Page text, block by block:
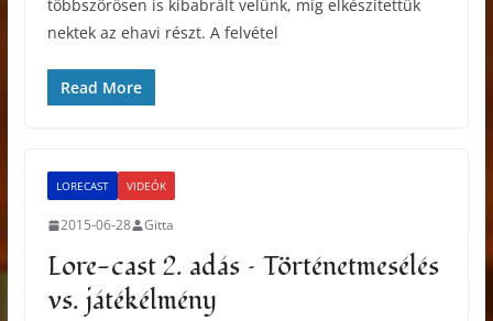
többszörösen is kibabrált velünk, míg elkészítettük
nektek az ehavi részt. A felvétel
Read More
LORECAST VIDEÓK
2015-06-28 Gitta
Lore-cast 2. adás – Történetmesélés
vs. játékélmény